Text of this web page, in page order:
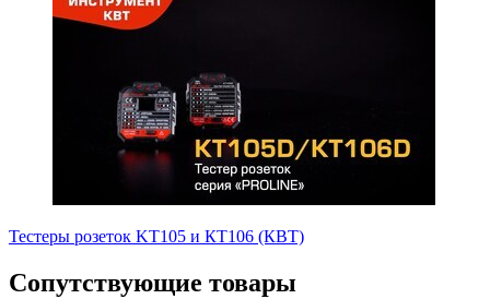
Тестеры розеток KT105 и КТ106 (КВТ)
Сопутствующие товары